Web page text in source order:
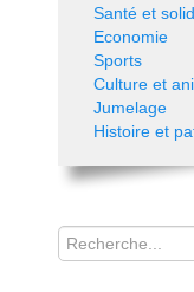
Santé et
Economie
Sports
Culture et
Jumelage
Histoire et
Rechercher